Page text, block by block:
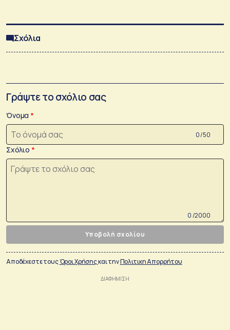
Σχόλια
Γράψτε το σχόλιο σας
Όνομα
0 /50
Σχόλιο
0 /2000
Υποβολή σχολίου
Αποδέχεστε τουςΌροι Χρήσηςκαι τηνΠολιτικη Απορρήτου